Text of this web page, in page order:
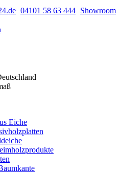
04101 58 63 444 Showroom
Eiche